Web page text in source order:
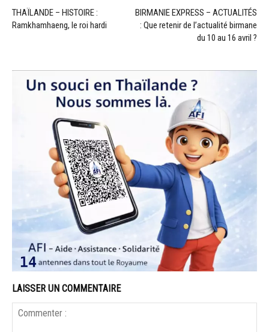
THAÏLANDE – HISTOIRE :
Ramkhamhaeng, le roi hardi
BIRMANIE EXPRESS – ACTUALITÉS
: Que retenir de l’actualité birmane
du 10 au 16 avril ?
LAISSER UN COMMENTAIRE